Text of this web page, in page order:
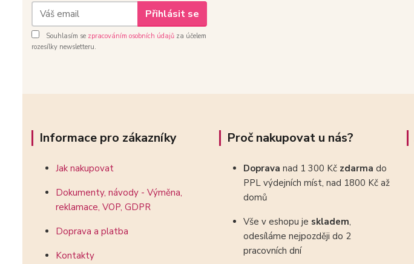
Přihlásit se
Souhlasím se zpracováním osobních údajů za účelem
rozesílky newsletteru.
Informace pro zákazníky
Jak nakupovat
Dokumenty, návody - Výměna,
reklamace, VOP, GDPR
Doprava a platba
Kontakty
Proč nakupovat u nás?
Doprava nad 1 300 Kč zdarma do
PPL výdejních míst, nad 1800 Kč až
domů
Vše v eshopu je skladem,
odesíláme nejpozději do 2
pracovních dní